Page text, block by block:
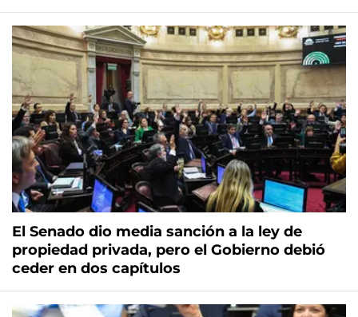
El Senado dio media sanción a la ley de
propiedad privada, pero el Gobierno debió
ceder en dos capítulos